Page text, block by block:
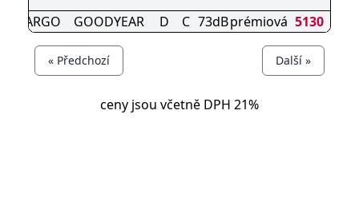
CARGO
GOODYEAR D C 73dBprémiová 5130
« Předchozí Další »
ceny jsou včetně DPH 21%